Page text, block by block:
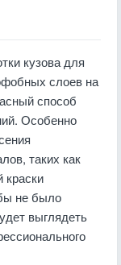
кузова для
слоев на
способ
Особенно
таких как
краски
не было
выглядеть